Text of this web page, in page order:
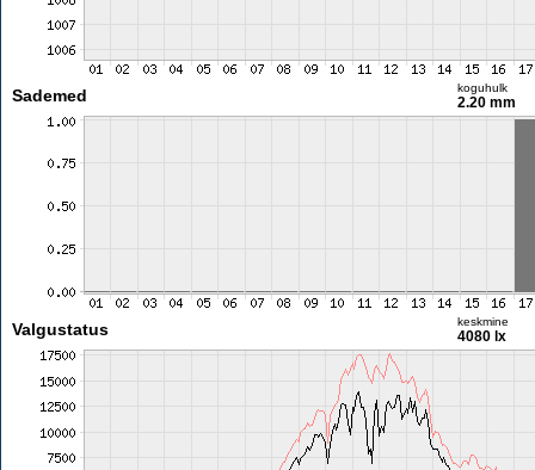
Sademed koguhulk
2.20 mm
Valgustatus keskmine
4080 lx